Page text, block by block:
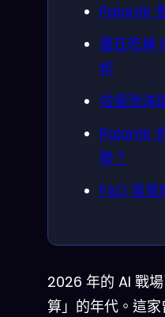
Palantir
誰在吃掉
析
估值泡沫
Palantir
勢？
FAQ 常見
2026 年的 AI 戰
算」的年代。這